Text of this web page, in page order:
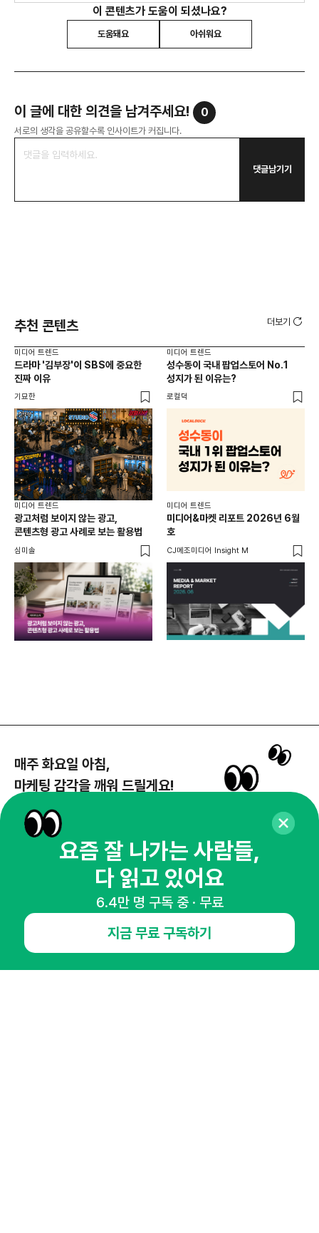
이 콘텐츠가 도움이 되셨나요?
도움돼요 아쉬워요
이 글에 대한 의견을 남겨주세요! 0
서로의 생각을 공유할수록 인사이트가 커집니다.
댓글남기기
추천 콘텐츠 더보기
미디어 트렌드
드라마 '김부장'이 SBS에 중요한
진짜 이유
기묘한
미디어 트렌드
성수동이 국내 팝업스토어 No.1
성지가 된 이유는?
로컬덕
미디어 트렌드
광고처럼 보이지 않는 광고,
콘텐츠형 광고 사례로 보는 활용법
심미솔
미디어 트렌드
미디어&마켓 리포트 2026년 6월
호
CJ메조미디어 Insight M
매주 화요일 아침,
마케팅 감각을 깨워 드릴게요!
뉴스레터 구독하기
오픈애즈란 제휴문의
인사이터 신청
요즘 잘 나가는 사람들,
다 읽고 있어요
6.4만 명 구독 중 · 무료
지금 무료 구독하기